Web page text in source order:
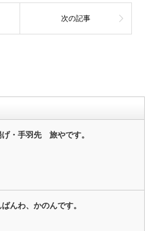
次の記事
げ・手羽先 旅やです。
んわ、かのんです。